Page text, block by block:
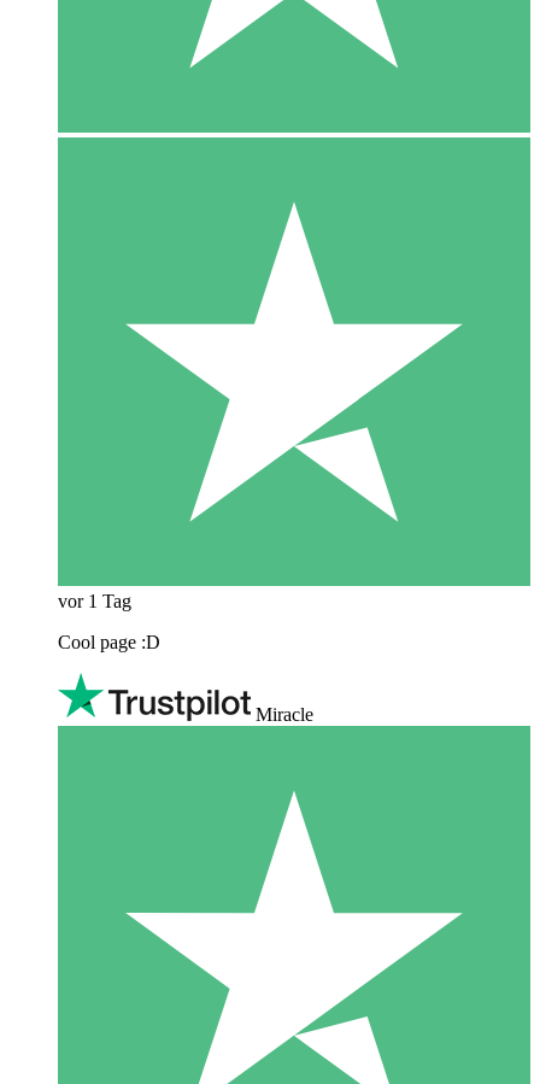
vor 1 Tag
Cool page :D
Miracle